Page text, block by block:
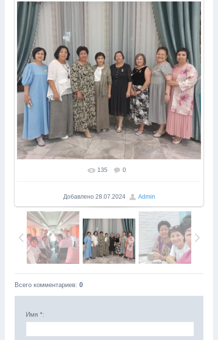
135 0
Добавлено 28.07.2024 Admin
Всего комментариев: 0
Имя *: